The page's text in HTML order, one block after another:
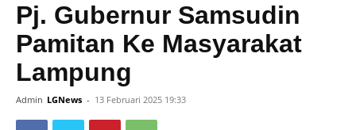
News
Pj. Gubernur Samsudin
Pamitan Ke Masyarakat
Lampung
Admin LGNews - 13 Februari 2025 19:33